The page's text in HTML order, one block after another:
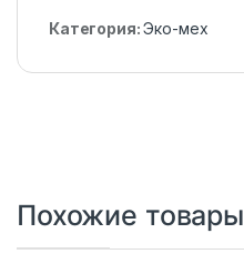
Категория:Эко-мех
Похожие товары